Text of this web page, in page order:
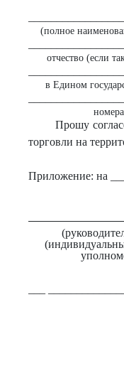
(полное
отчество (если
в Едином
Прошу
торговли на
Приложение: на
___